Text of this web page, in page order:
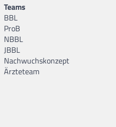
Teams
BBL
ProB
NBBL
JBBL
Nachwuchskonzept
Ärzteteam